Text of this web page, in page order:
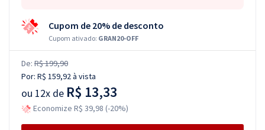
Cupom de 20% de desconto
Cupom ativado: GRAN20-OFF
De: R$ 199,90
Por: R$ 159,92à vista
ou 12x de R$ 13,33
Economize R$ 39,98 (-20%)